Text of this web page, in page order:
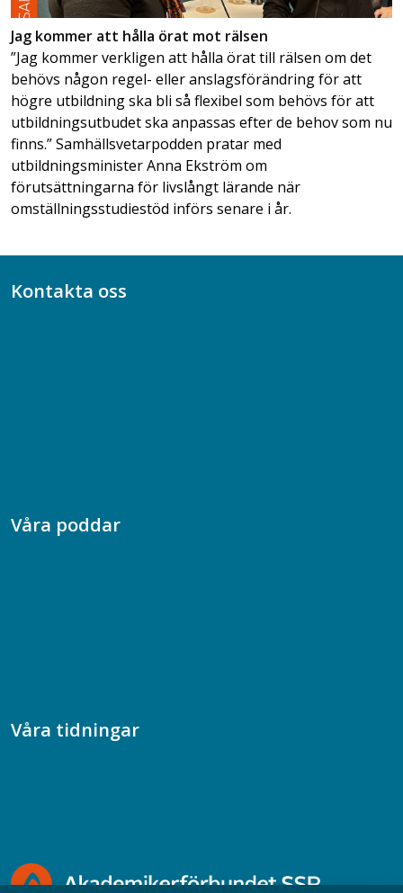
Jag kommer att hålla örat mot rälsen
”Jag kommer verkligen att hålla örat till rälsen om det
behövs någon regel- eller anslagsförändring för att
högre utbildning ska bli så flexibel som behövs för att
utbildningsutbudet ska anpassas efter de behov som nu
finns.” Samhällsvetarpodden pratar med
utbildningsminister Anna Ekström om
förutsättningarna för livslångt lärande när
omställningsstudiestöd införs senare i år.
Kontakta oss
Våra poddar
Våra tidningar